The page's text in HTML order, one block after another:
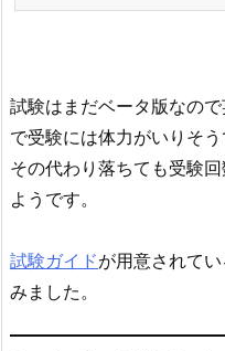
試験はまだベータ版なの
で受験には体力がいりそう
その代わり落ちても受験
ようです。
試験ガイドが用意されて
みました。